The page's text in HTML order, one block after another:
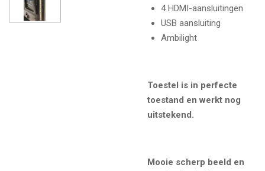
4 HDMI-aansluitingen
USB aansluiting
Ambilight
Toestel is in perfecte
toestand en werkt nog
uitstekend.
Mooie scherp beeld en